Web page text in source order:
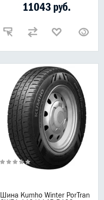
11043 руб.
Шина Kumho Winter PorTran